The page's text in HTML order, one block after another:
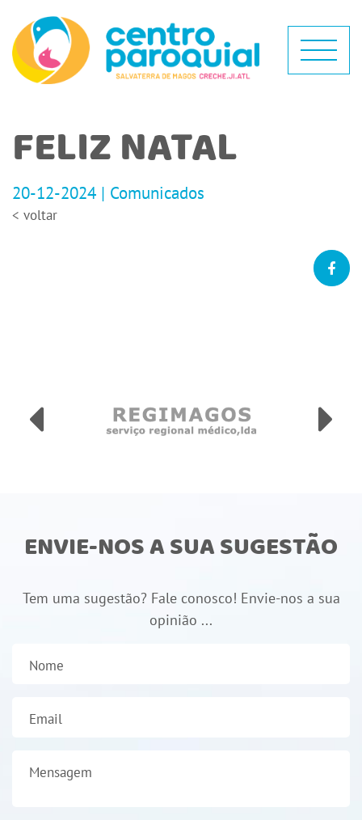
FELIZ NATAL
20-12-2024 | Comunicados
< voltar
ENVIE-NOS A SUA SUGESTÃO
Tem uma sugestão? Fale conosco! Envie-nos a sua
opinião ...
Nome
Email
Mensagem